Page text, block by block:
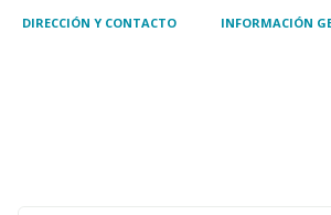
DIRECCIÓN Y CONTACTO INFORMACIÓN